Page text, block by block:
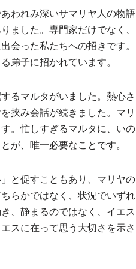
われみ深いサマリヤ人の物語
ました。専門家だけでなく、
会った私たちへの招きです。
弟子に招かれています。
るマルタがいました。熱心さ
挟み会話が続きました。マリ
。忙しすぎるマルタに、いの
が、唯一必要なことです。
と促すこともあり、マリヤの
らかではなく、状況でいずれ
、静まるのではなく、イエス
スに在って思う大切さを示さ